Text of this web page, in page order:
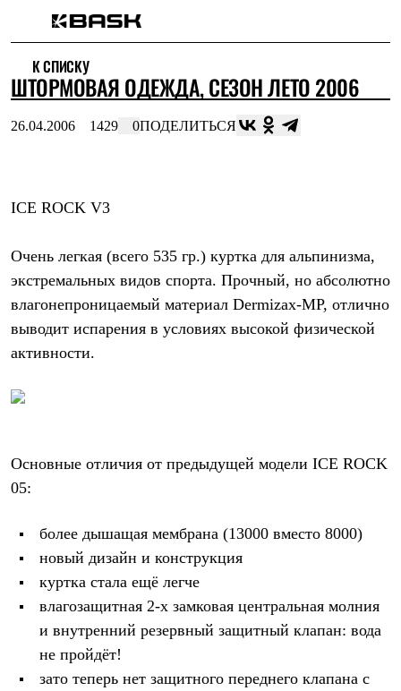
Интернет-магазин
Мужская одежда
Утепленная пухом
Куртки
Брюки
Куртки
Куртки
Софтшелл одежда
Куртки
Флисовая одежда
Куртки
Жилеты
Термобелье
Легкое термобелье
Футболки
Толстовки
Брюки
Шорты
Женская одежда
Утепленная пухом
Куртки
Брюки
Утепленная синтетикой
Куртки
К СПИСКУ
ШТОРМОВАЯ ОДЕЖДА, СЕЗОН ЛЕТО 2006
26.04.2006 1429 0ПОДЕЛИТЬСЯ
ICE ROCK V3
Очень легкая (всего 535 гр.) куртка для альпинизма,
экстремальных видов спорта. Прочный, но абсолютно
влагонепроницаемый материал Dermizax-MP, отлично
выводит испарения в условиях высокой физической
активности.
Основные отличия от предыдущей модели ICE ROCK
05:
более дышащая мембрана (13000 вместо 8000)
новый дизайн и конструкция
куртка стала ещё легче
влагозащитная 2-х замковая центральная молния
и внутренний резервный защитный клапан: вода
не пройдёт!
зато теперь нет защитного переднего клапана с